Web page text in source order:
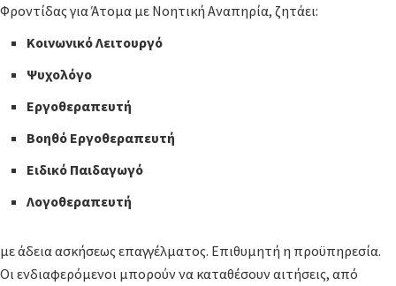
Φροντίδας για Άτομα με Νοητική Αναπηρία, ζητάει:
Κοινωνικό Λειτουργό
Ψυχολόγο
Εργοθεραπευτή
Βοηθό Εργοθεραπευτή
Ειδικό Παιδαγωγό
Λογοθεραπευτή
με άδεια ασκήσεως επαγγέλματος. Επιθυμητή η προϋπηρεσία.
Οι ενδιαφερόμενοι μπορούν να καταθέσουν αιτήσεις, από